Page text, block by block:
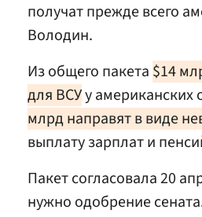
получат прежде всего
Володин.
Из общего пакета $14
для ВСУу
млрд направят в виде
выплату зарплат и
Пакет согласовала 20
нужно одобрение